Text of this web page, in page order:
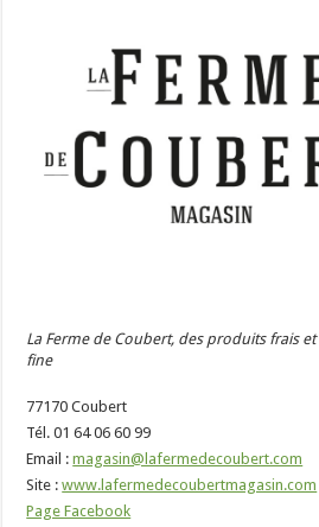
La Ferme de Coubert, des produits frais et
fine
77170 Coubert
Tél. 01 64 06 60 99
Email :magasin@lafermedecoubert.com
Site :www.lafermedecoubertmagasin.com
Page Facebook